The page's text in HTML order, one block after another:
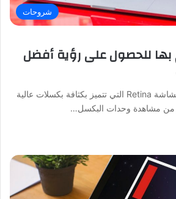
شروحات
بها للحصول على رؤية أفضل
تأتي أجهزة ماك من أبل بشاشة Retina التي تتميز بكثافة بكسلات عالية
من مشاهدة وحدات البكسل…